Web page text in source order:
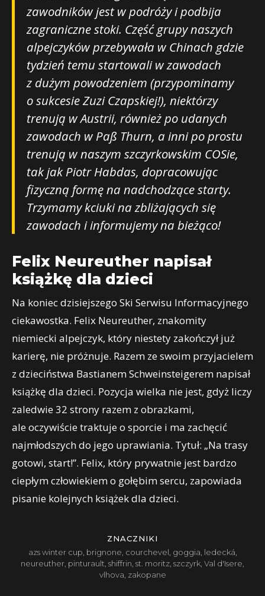
zawodników jest w podróży i podbija
zagraniczne stoki. Część grupy naszych
alpejczyków przebywała w Chinach gdzie
tydzień temu startowali w zawodach
z dużym powodzeniem (przypominamy
o sukcesie Zuzi Czapskiej!), niektórzy
trenują w Austrii, również po udanych
zawodach w Paß Thurn, a inni po prostu
trenują w naszym szczyrkowskim COSie,
tak jak Piotr Habdas, dopracowując
fizyczną formę na nadchodzące starty.
Trzymamy kciuki na zbliżających się
zawodach i informujemy na bieżąco!
Felix Neureuther napisał
książkę dla dzieci
Na koniec dzisiejszego Ski Serwisu Informacyjnego
ciekawostka. Felix Neureuther, znakomity
niemiecki alpejczyk, który niestety zakończył już
karierę, nie próżnuje. Razem ze swoim przyjacielem
z dzieciństwa Bastianem Schweinsteigerem napisał
książkę dla dzieci. Pozycja wielka nie jest, gdyż liczy
zaledwie 32 strony razem z obrazkami,
ale oczywiście traktuje o sporcie i ma zachęcić
najmłodszych do jego uprawiania. Tytuł: „Na trasy
gotowi, start!”. Felix, który prywatnie jest bardzo
ciepłym człowiekiem o gołębim sercu, zapowiada
pisanie kolejnych książek dla dzieci.
ZNACZNIKI
azs winter cup brignone courchevel goggia ledecká
neureuther pinturault shiffrin st. moritz szczyrk Val d'Isere
vlhova zakopane